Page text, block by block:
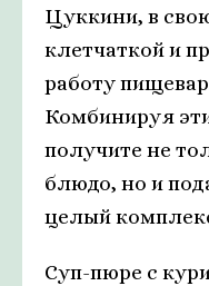
Цуккини, в
клетчаткой и
работу
Комбинируя
получите не
блюдо, но и
целый
Суп-пюре с